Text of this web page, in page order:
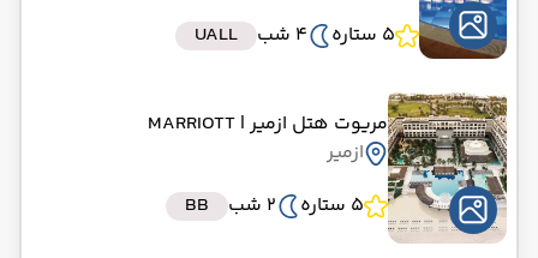
5 ستاره
4 شب UALL
مریوت هتل ازمیر| MARRIOTT
ازمیر
5 ستاره
2 شب BB